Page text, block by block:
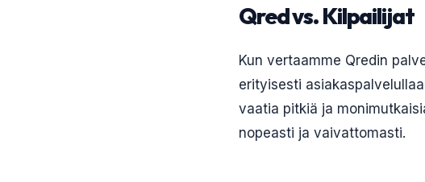
Qred vs. Kilpailijat
Kun vertaamme Qredin
erityisesti
vaatia pitkiä ja
nopeasti ja vaivattomasti.